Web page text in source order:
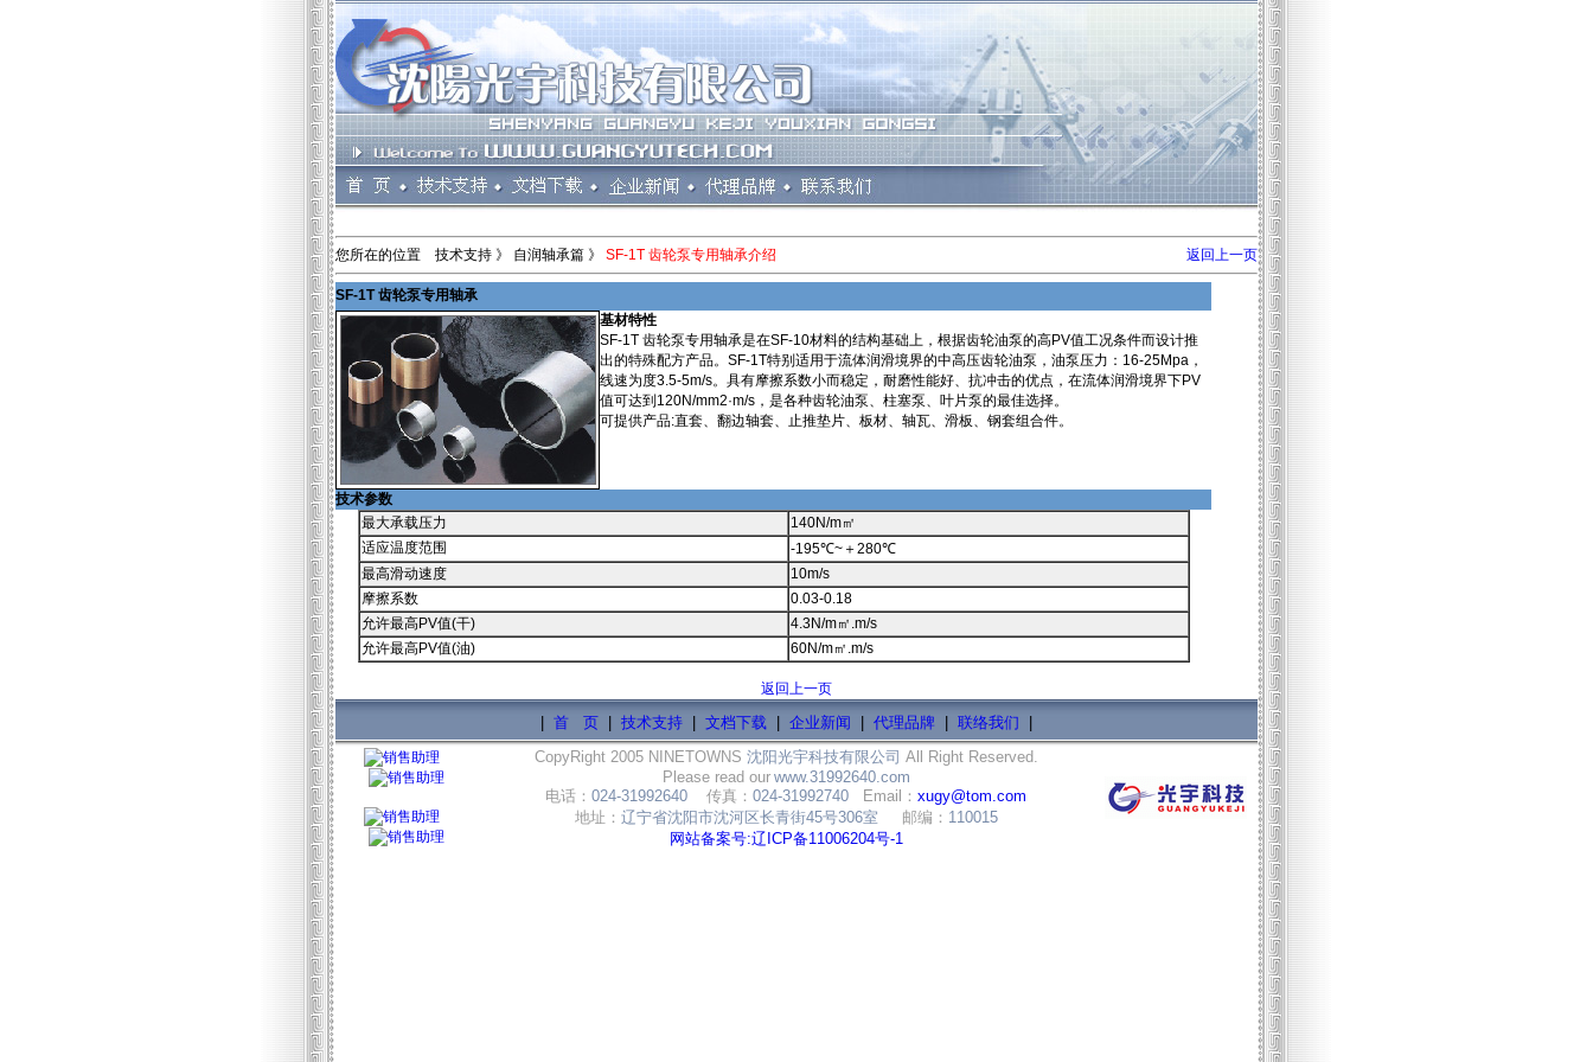
您所在的位置 技术支持 》 自润轴承篇 》 SF-1T 齿轮泵专用轴承介绍 返回上一页
SF-1T 齿轮泵专用轴承
基材特性
SF-1T 齿轮泵专用轴承是在SF-10材料的结构基础上，根据齿轮油泵的高PV值工况条件而设计推
出的特殊配方产品。SF-1T特别适用于流体润滑境界的中高压齿轮油泵，油泵压力：16-25Mpa，
线速为度3.5-5m/s。具有摩擦系数小而稳定，耐磨性能好、抗冲击的优点，在流体润滑境界下PV
值可达到120N/mm2·m/s，是各种齿轮油泵、柱塞泵、叶片泵的最佳选择。
可提供产品:直套、翻边轴套、止推垫片、板材、轴瓦、滑板、钢套组合件。
技术参数
最大承载压力
140N/m㎡
适应温度范围
-195℃~＋280℃
最高滑动速度
10m/s
摩擦系数
0.03-0.18
允许最高PV值(干)
4.3N/m㎡.m/s
允许最高PV值(油)
60N/m㎡.m/s
返回上一页
首 页| 技术支持| 文档下载| 企业新闻 代理品牌 联络我们
CopyRight 2005 NINETOWNS 沈阳光宇科技有限公司 All Right Reserved.
Please read our www.31992640.com
电话： 024-31992640 传真： 024-31992740 Email： xugy@tom.com
地址： 辽宁省沈阳市沈河区长青街45号306室 邮编： 110015
网站备案号:辽ICP备11006204号-1